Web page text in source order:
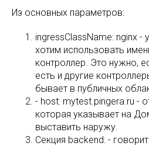
Из основных параметров:
ingressClassName: nginx -
хотим использовать
контроллер. Это нужно,
есть и другие
бывает в публичных
- host: mytest.pingera.ru -
которая указывает на
выставить наружу.
Секция backend: -